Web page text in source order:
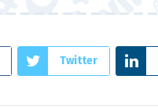
Twitter